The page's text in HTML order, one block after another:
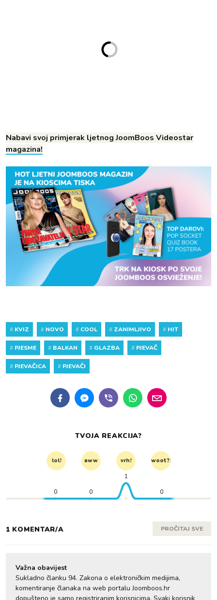
Nabavi svoj primjerak ljetnog JoomBoos Videostar
magazina!
# KVIZ # NOVO # COOL # ZANIMLJIVO # HIT
# PJESME # BALKAN # GLAZBA # PJEVAČ
# PJEVAČICA # PJEVAČI
TVOJA REAKCIJA?
lol! aww vrh! woot?!
0 0
1
0
1 KOMENTAR/A PROČITAJ SVE
Važna obavijest
Sukladno članku 94. Zakona o elektroničkim medijima,
komentiranje članaka na web portalu Joomboos.hr